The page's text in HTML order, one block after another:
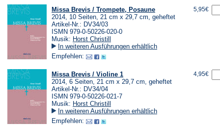
Missa Brevis / Trompete, Posaune
2014, 10 Seiten, 21 cm x 29,7 cm, geheftet
Artikel-Nr.: DV34/03
ISMN 979-0-50226-020-0
Musik: Horst Christill
In weiteren Ausführungen erhältlich
Empfehlen:
5,95€
Missa Brevis / Violine 1
2014, 6 Seiten, 21 cm x 29,7 cm, geheftet
Artikel-Nr.: DV34/04
ISMN 979-0-50226-021-7
Musik: Horst Christill
In weiteren Ausführungen erhältlich
Empfehlen:
4,95€